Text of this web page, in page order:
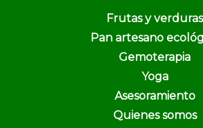
Frutas y verduras
Pan artesano
Gemoterapia
Yoga
Asesoramiento
Quienes somos